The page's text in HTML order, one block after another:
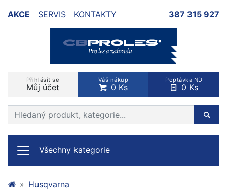
AKCE SERVIS KONTAKTY 387 315 927
Přihlásit se
Můj účet
Váš nákup
0 Ks
Poptávka ND
0 Ks
Prohledat web
Všechny kategorie
Husqvarna